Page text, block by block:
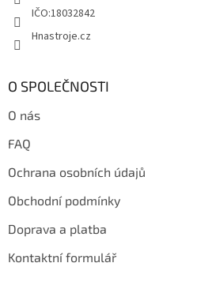
IČO:18032842
Hnastroje.cz
O SPOLEČNOSTI
O nás
FAQ
Ochrana osobních údajů
Obchodní podmínky
Doprava a platba
Kontaktní formulář